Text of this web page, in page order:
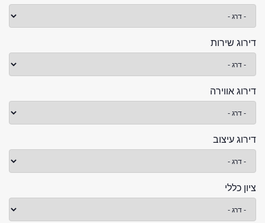
דירוג שירות
דירוג אווירה
דירוג עיצוב
ציון כללי